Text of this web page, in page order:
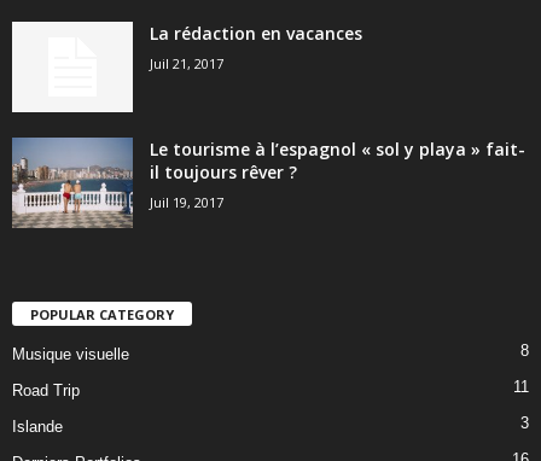
La rédaction en vacances
Juil 21, 2017
Le tourisme à l’espagnol « sol y playa » fait-
il toujours rêver ?
Juil 19, 2017
POPULAR CATEGORY
Musique visuelle 8
Road Trip 11
Islande 3